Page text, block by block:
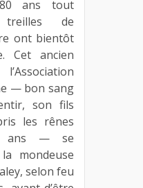
80 ans tout
de
ont bientôt
Cet ancien
— bon sang
son fils
les rênes
ans — se
mondeuse
selon feu